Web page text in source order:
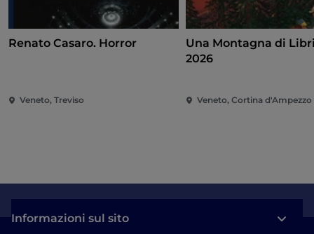
Renato Casaro. Horror
Veneto, Treviso
Una Montagna di
2026
Veneto, Cortina d'Ampezzo
Informazioni sul sito